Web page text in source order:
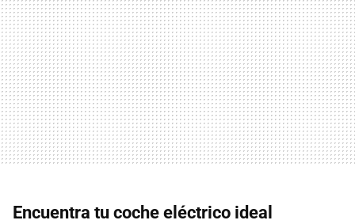
Encuentra tu coche eléctrico ideal